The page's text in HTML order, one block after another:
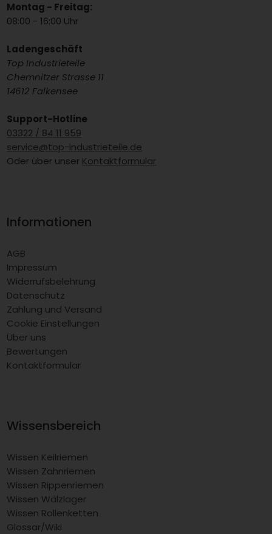
Montag - Freitag:
08:00 - 16:00 Uhr
Ladengeschäft
Top Industrieteile
Chemnitzer Strasse 11
14612 Falkensee
Support-Hotline
03322 / 84 11 959
service@top-industrieteile.de
Oder über unser Kontaktformular
Informationen
AGB
Impressum
Widerrufsbelehrung
Datenschutz
Zahlung und Versand
Cookie Einstellungen
Über uns
Bewertungen
Kontaktformular
Wissensbereich
Wissen Keilriemen
Wissen Zahnriemen
Wissen Rippenriemen
Wissen Wälzlager
Wissen Rollenketten
Glossar/Wiki